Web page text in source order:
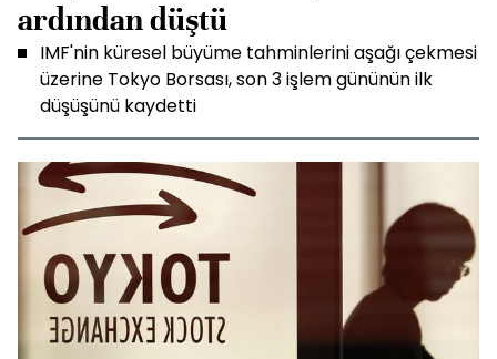
ardından düştü
IMF'nin küresel büyüme tahminlerini aşağı çekmesi
üzerine Tokyo Borsası, son 3 işlem gününün ilk
düşüşünü kaydetti